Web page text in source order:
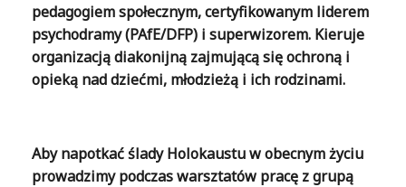
pedagogiem społecznym, certyfikowanym liderem
psychodramy (PAfE/DFP) i superwizorem. Kieruje
organizacją diakonijną zajmującą się ochroną i
opieką nad dziećmi, młodzieżą i ich rodzinami.
Aby napotkać ślady Holokaustu w obecnym życiu
prowadzimy podczas warsztatów pracę z grupą